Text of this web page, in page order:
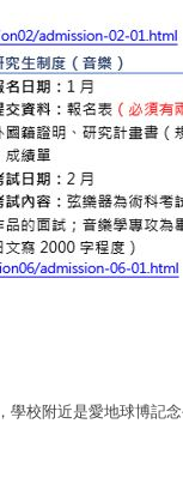
校附近是愛地球博記